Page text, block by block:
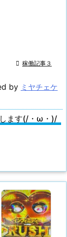
 稼働記事３
by ミヤチェケ
ます(/・ω・)/